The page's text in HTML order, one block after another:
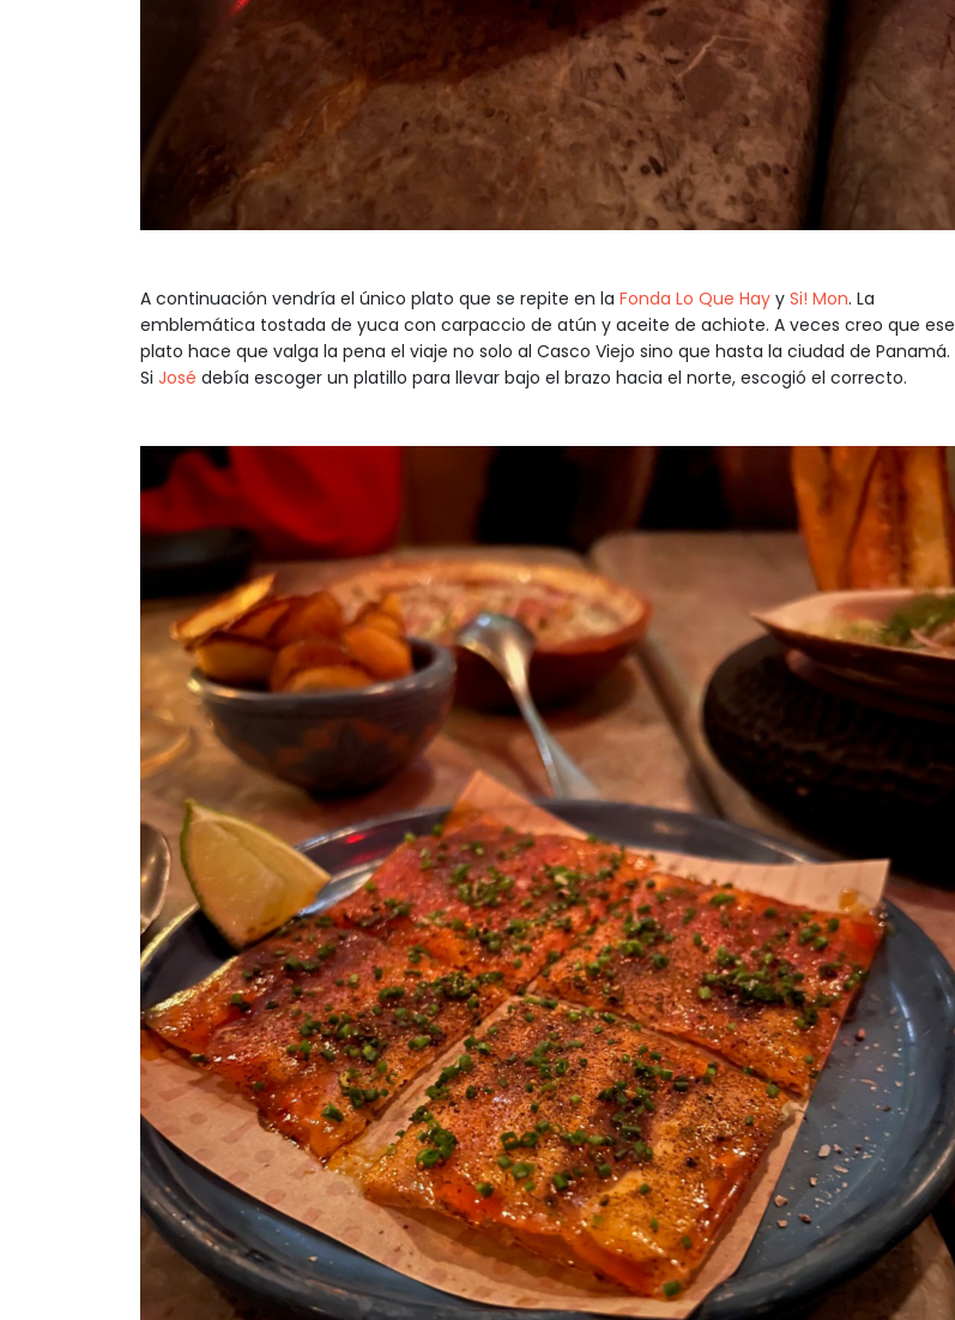
A continuación vendría el único plato que se repite en la Fonda Lo Que Hay y Si! Mon. La
emblemática tostada de yuca con carpaccio de atún y aceite de achiote. A veces creo que ese
plato hace que valga la pena el viaje no solo al Casco Viejo sino que hasta la ciudad de Panamá.
Si José debía escoger un platillo para llevar bajo el brazo hacia el norte, escogió el correcto.